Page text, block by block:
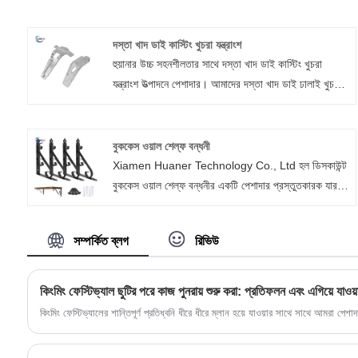
দস্তা খাদ ডাই কাস্টিং খুচরা যন্ত্রাংশ
হুয়ানার উচ্চ সহনশীলতার সাথে দস্তা খাদ ডাই কাস্টিং খুচরা
যন্ত্রাংশ উত্পাদনে পেশাদার। আমাদের দস্তা খাদ ডাই ঢালাই খুচরা
নমনীয়তা।
বুককেস ওয়াল শেল্ফ বন্ধনী
Xiamen Huaner Technology Co., Ltd হল ডিসকাউন্ট
বুককেস ওয়াল শেল্ফ বন্ধনীর একটি পেশাদার প্রস্তুতকারক যার
অত্যন্ত টেকসই এবং পারফরম্যান্সের দিক থেকে অন্যান্য প্রাচীর-
বন্ধনী সমর্থন করে প্রতিটি জোড়া সর্বোচ্চ 110 পাউন্ড ওজন বহন
করতে সক্ষম। এই উচ্চ-মানের, ভারী-শুল্ক লোহার বন্ধনীগুলি
জন্য উপযুক্ত। সংগ্রহযোগ্য, গাছপালা, বই, তোয়ালে, থালা-
সম্পর্কিত ব্লগ রিভিউ
কিংমিং ফেস্টিভ্যাল ছুটির পরে কাজ পুনরায় শুরু করা: প্রতিফলন এবং এগিয়ে
কিংমিং ফেস্টিভ্যালের শান্তিপূর্ণ প্রতিধ্বনি ধীরে ধীরে ম্লান হয়ে যাওয়ার সাথে সাথে আমরা